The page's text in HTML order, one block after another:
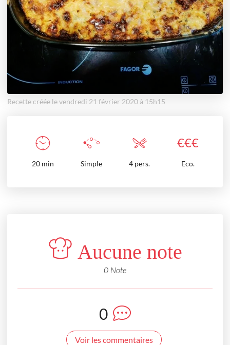
Recette créée le vendredi 21 février 2020 à 15h15
€€€
20 min Simple 4 pers. Eco.
Aucune note
0 Note
0
Voir les commentaires